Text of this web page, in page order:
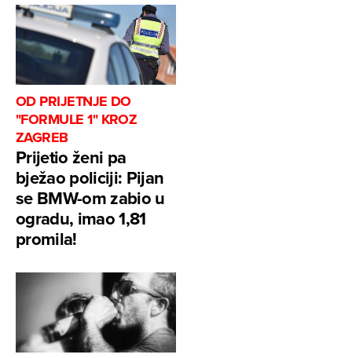
OD PRIJETNJE DO
"FORMULE 1" KROZ
ZAGREB
Prijetio ženi pa
bježao policiji: Pijan
se BMW-om zabio u
ogradu, imao 1,81
promila!